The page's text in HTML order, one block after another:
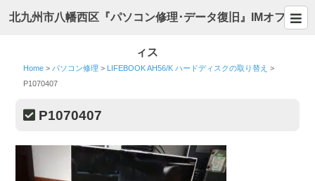
北九州市八幡西区『パソコン修理･データ復旧』IMオフ
ィス
Home > パソコン修理 > LIFEBOOK AH56/K ハードディスクの取り替え >
P1070407
P1070407